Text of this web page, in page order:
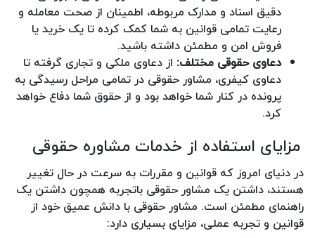
دقیق اسناد و مدارک مربوطه، اطمینان از صحت معامله و
رعایت تمامی قوانین به شما کمک کرده تا یک خرید یا
فروش امن و مطمئن داشته باشید.
دعاوی حقوقی مختلف: از دعاوی ملکی و تجاری گرفته تا
دعاوی کیفری، مشاور حقوقی در تمامی مراحل رسیدگی به
پرونده در کنار شما خواهد بود و از حقوق شما دفاع خواهد
کرد.
مزایای استفاده از خدمات مشاوره حقوقی
در دنیای امروز که قوانین و مقررات به سرعت در حال تغییر
هستند، داشتن یک مشاور حقوقی باتجربه همچون داشتن یک
راهنمای مطمئن است. مشاور حقوقی با دانش عمیق خود از
قوانین و تجربه عملی، مزایای بسیاری دارد: